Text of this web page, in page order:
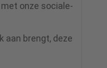
onze sociale-
aan brengt, deze